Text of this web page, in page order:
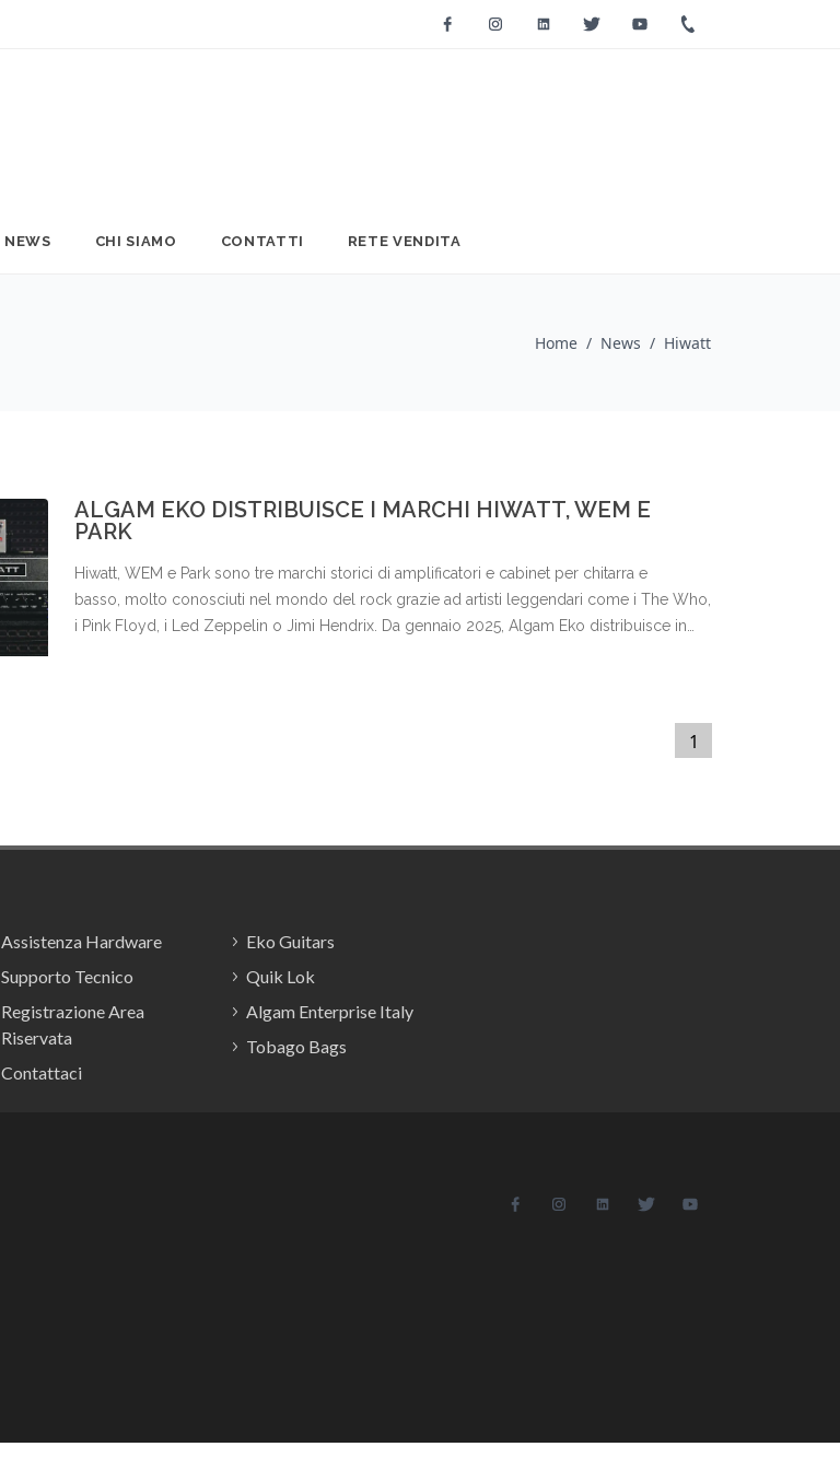
FacebookInstagramLinkedinTwitter Youtube
NEWS CHI SIAMO CONTATTI RETE VENDITA
Home / News / Hiwatt
ALGAM EKO DISTRIBUISCE I MARCHI HIWATT, WEM E
PARK
Hiwatt, WEM e Park sono tre marchi storici di amplificatori e cabinet per chitarra e
basso, molto conosciuti nel mondo del rock grazie ad artisti leggendari come i The Who,
i Pink Floyd, i Led Zeppelin o Jimi Hendrix. Da gennaio 2025, Algam Eko distribuisce in
1(current)
Assistenza Hardware
Supporto Tecnico
Registrazione Area
Riservata
Contattaci
Eko Guitars
Quik Lok
Algam Enterprise Italy
Tobago Bags